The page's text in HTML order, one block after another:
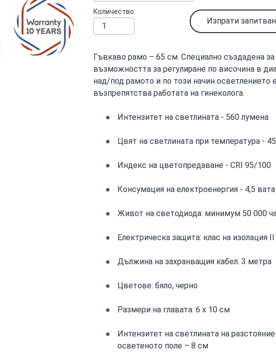
Количество
Изпрати
Гъвкаво рамо – 65 см. Специално създадена за
възможността за регулиране по височина в
над/под рамото и по този начин осветлението
възпрепятства работата на гинеколога.
Интензитет на светлината - 560 лумена
Цвят на светлината при температура -
Индекс на цветопредаване - CRI 95/100
Консумация на електроенергия - 4,5 вата
Живот на светодиода: минимум 50 000
Електрическа защита: клас на изолация II
Дължина на захранващия кабел: 3 метра
Цветове: бяло, черно
Размери на главата: 6 x 10 см
Интензитет на светлината на
осветеното поле – 8 см